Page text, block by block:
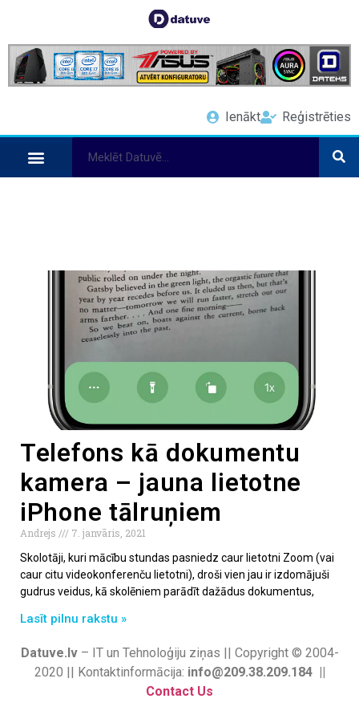
Ienākt Reģistrēties
Telefons kā dokumentu
kamera – jauna lietotne
iPhone tālruņiem
Andrejs
7. janvāris, 2021
Skolotāji, kuri mācību stundas pasniedz caur lietotni Zoom (vai
caur citu videokonferenču lietotni), droši vien jau ir izdomājuši
gudrus veidus, kā skolēniem parādīt dažādus dokumentus,
Lasīt pilnu rakstu »
Datuve.lv– IT un Tehnoloģiju ziņas || Copyright © 2004-
2020 || Kontaktinformācija: info@209.38.209.184 ||
Contact Us